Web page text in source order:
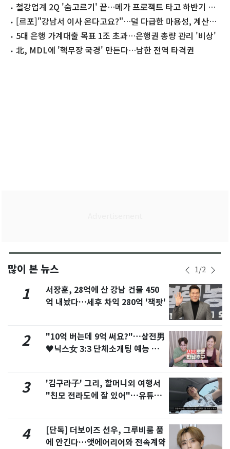
보 추천
철강업계 2Q '숨고르기' 끝…메가 프로젝트 타고 하반기 반
등 기대
[르포]"강남서 이사 온다고요?"…덜 다급한 마용성, 계산기
두드리는 중
5대 은행 가계대출 목표 1조 초과…은행권 총량 관리 '비상'
北, MDL에 '핵무장 국경' 만든다…남한 전역 타격권
많이 본 뉴스 1/2
1
서장훈, 28억에 산 강남 건물 450
억 내놨다…세후 차익 280억 '잭팟'
2
"10억 버는데 9억 써요?"…삼전男
♥닉스女 3:3 단체소개팅 예능 화
3
'김구라子' 그리, 할머니외 여행서
"친모 전라도에 잘 있어"…유튜브
4
[단독] 더보이즈 선우, 그루비룸 품
에 안긴다…앳에어리어와 전속계약